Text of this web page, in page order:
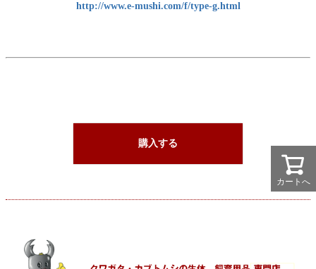
http://www.e-mushi.com/f/type-g.html
購入する
カートへ